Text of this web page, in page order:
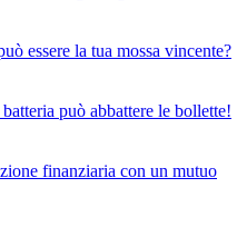
essere la tua mossa vincente?
può abbattere le bollette!
finanziaria con un mutuo